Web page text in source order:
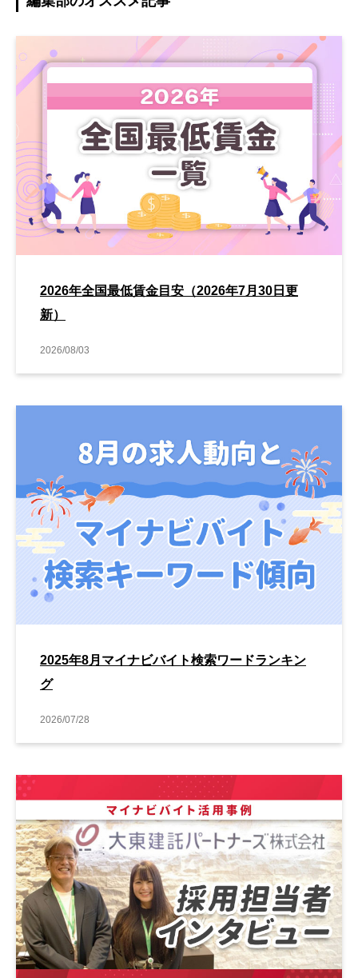
2026年全国最低賃金目安（2026年7月30日更
新）
2026/08/03
2025年8月マイナビバイト検索ワードランキン
グ
2026/07/28